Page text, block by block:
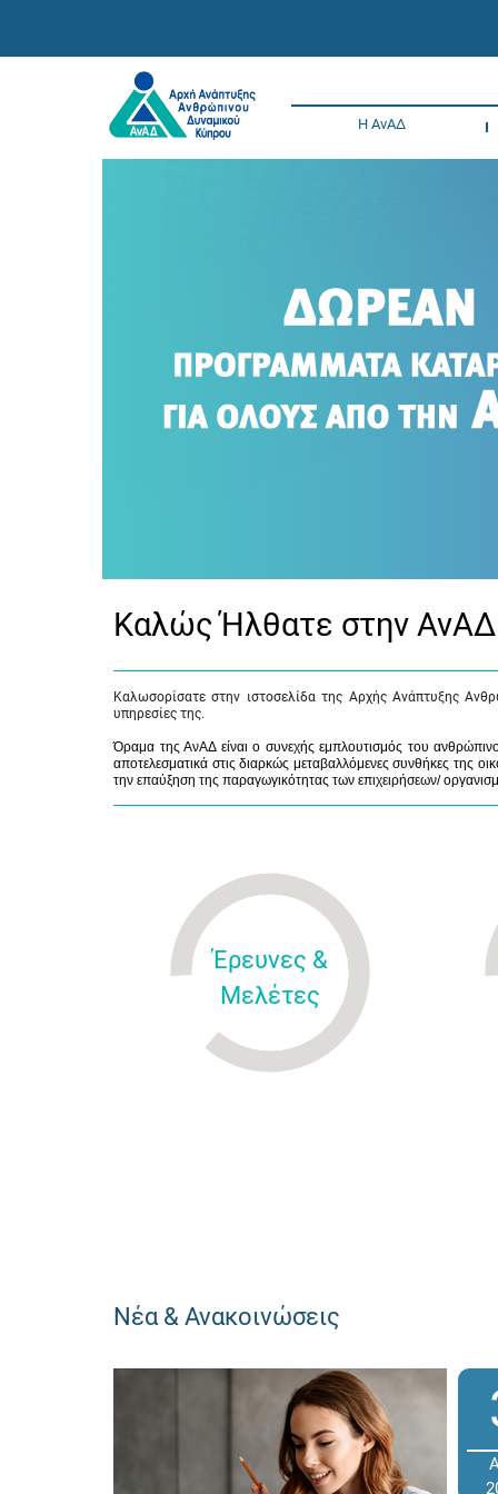
Η ΑνΑΔ
Καλώς Ήλθατε στην ΑνΑΔ
Καλωσορίσατε στην ιστοσελίδα της Αρχής Ανάπτυξης
υπηρεσίες της.
Όραμα της ΑνΑΔ είναι ο συνεχής εμπλουτισμός του
αποτελεσματικά στις διαρκώς μεταβαλλόμενες συνθήκες της
την επαύξηση της παραγωγικότητας των επιχειρήσεων/
Έρευνες &
Μελέτες
Νέα & Ανακοινώσεις